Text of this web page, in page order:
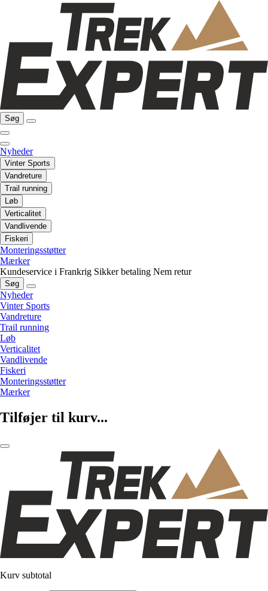
Søg
Nyheder
Vinter Sports
Vandreture
Trail running
Løb
Verticalitet
Vandlivende
Fiskeri
Monteringsstøtter
Mærker
Kundeservice i Frankrig Sikker betaling Nem retur
Søg
Nyheder
Vinter Sports
Vandreture
Trail running
Løb
Verticalitet
Vandlivende
Fiskeri
Monteringsstøtter
Mærker
Tilføjer til kurv...
Kurv subtotal